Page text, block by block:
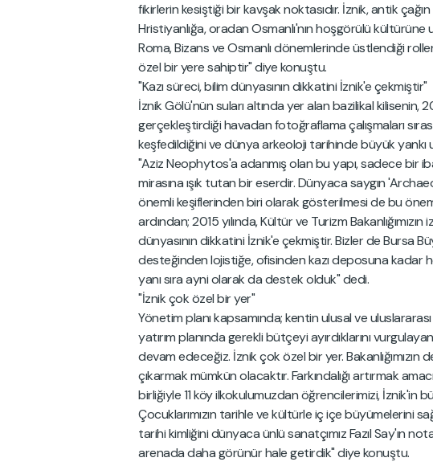
fikirlerin kesiştiği bir kavşak noktasıdır. İznik, antik
Hristiyanlığa, oradan Osmanlı'nın hoşgörülü
Roma, Bizans ve Osmanlı dönemlerinde üstlendiği
özel bir yere sahiptir" diye konuştu.
"Kazı süreci, bilim dünyasının dikkatini İznik'e çekmiştir"
İznik Gölü'nün suları altında yer alan bazilikal kilisenin,
gerçekleştirdiği havadan fotoğraflama çalışmaları
keşfedildiğini ve dünya arkeoloji tarihinde büyük yankı
"Aziz Neophytos'a adanmış olan bu yapı, sadece bir
mirasına ışık tutan bir eserdir. Dünyaca saygın
önemli keşiflerinden biri olarak gösterilmesi de bu
ardından; 2015 yılında, Kültür ve Turizm
dünyasının dikkatini İznik'e çekmiştir. Bizler de Bursa
desteğinden lojistiğe, ofisinden kazı deposuna kadar
yanı sıra ayni olarak da destek olduk" dedi.
"İznik çok özel bir yer"
Yönetim planı kapsamında; kentin ulusal ve
yatırım planında gerekli bütçeyi ayırdıklarını
devam edeceğiz. İznik çok özel bir yer.
çıkarmak mümkün olacaktır. Farkındalığı artırmak
birliğiyle 11 köy ilkokulumuzdan öğrencilerimizi, İznik'in
Çocuklarımızın tarihle ve kültürle iç içe büyümelerini
tarihi kimliğini dünyaca ünlü sanatçımız Fazıl Say'ın
arenada daha görünür hale getirdik" diye konuştu.